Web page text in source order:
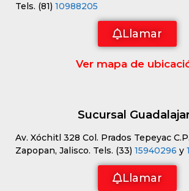
Tels. (81) 10988205
Llamar
Ver mapa de
Sucursal
Av. Xóchitl 328 Col. Prados Tepeyac
Zapopan, Jalisco. Tels. (33) 15940296 y
Llamar